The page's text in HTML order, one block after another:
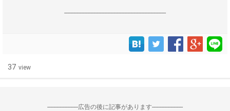
------------------------------------------------------------------
37 view
--------------------広告の後に記事があります--------------------